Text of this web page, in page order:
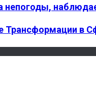
Трансформации в